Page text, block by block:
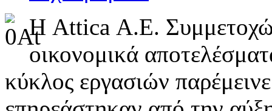
Η Attica Α.Ε.
οικονομικά
κύκλος εργασιών